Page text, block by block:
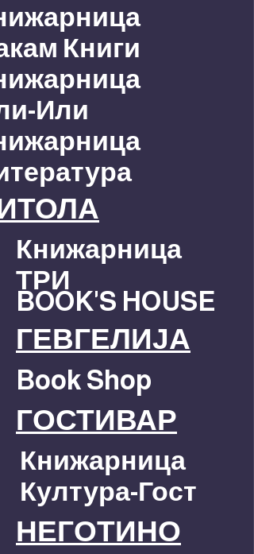
Книги
Или
BOOK'S HOUSE
Книжарница
ТРИ
ГЕВГЕЛИЈА
Book Shop
ГОСТИВАР
Книжарница
Култура-Гост
НЕГОТИНО